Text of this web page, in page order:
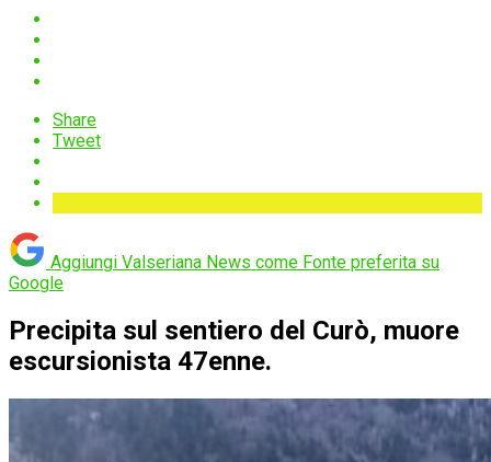
Share
Tweet
Aggiungi Valseriana News come Fonte preferita su
Google
Precipita sul sentiero del Curò, muore
escursionista 47enne.